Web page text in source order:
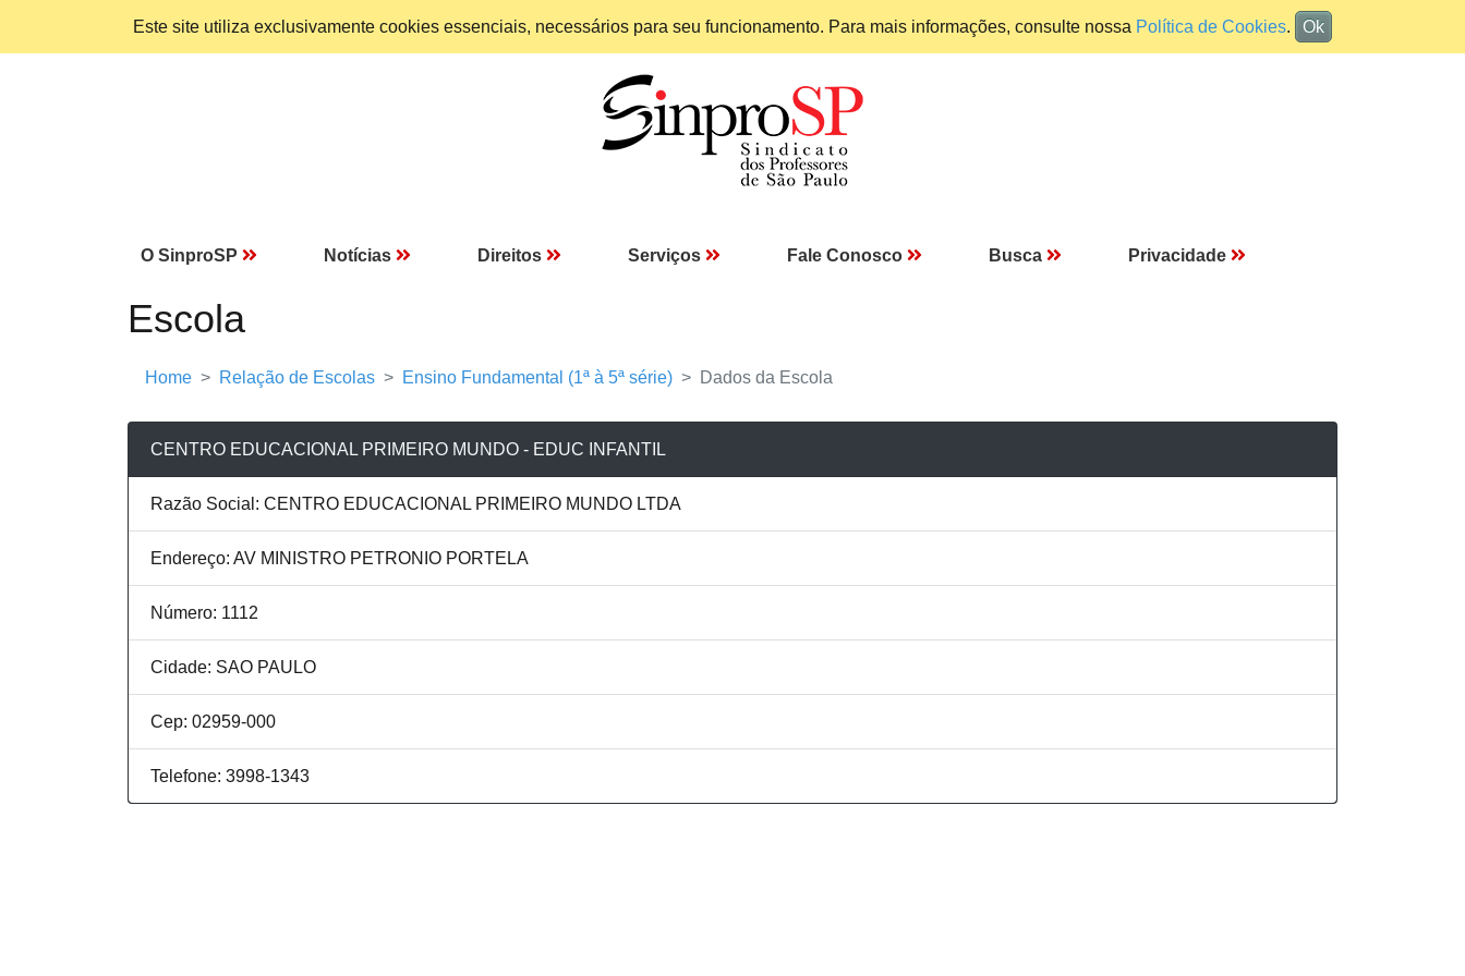
Este site utiliza exclusivamente cookies essenciais, necessários para seu funcionamento. Para mais informações, consulte nossa Política de Cookies. Ok
O SinproSP Notícias Direitos Serviços Fale Conosco Busca Privacidade
Escola
Home Relação de Escolas Ensino Fundamental (1ª à 5ª série) Dados da Escola
CENTRO EDUCACIONAL PRIMEIRO MUNDO - EDUC INFANTIL
Razão Social: CENTRO EDUCACIONAL PRIMEIRO MUNDO LTDA
Endereço: AV MINISTRO PETRONIO PORTELA
Número: 1112
Cidade: SAO PAULO
Cep: 02959-000
Telefone: 3998-1343